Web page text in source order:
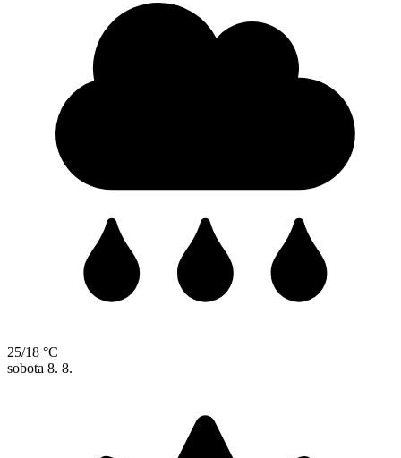
25/18 °C
sobota 8. 8.